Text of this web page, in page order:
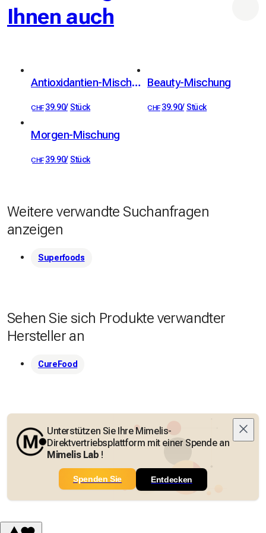
Ihnen auch
Antioxidantien-Mischung
CHF 39.90/ Stück
Beauty-Mischung
CHF 39.90/ Stück
Morgen-Mischung
CHF 39.90/ Stück
Weitere verwandte Suchanfragen
anzeigen
Superfoods
Sehen Sie sich Produkte verwandter
Hersteller an
CureFood
Unterstützen Sie Ihre Mimelis-
Direktvertriebsplattform mit einer Spende an
Mimelis Lab !
Spenden Sie Entdecken